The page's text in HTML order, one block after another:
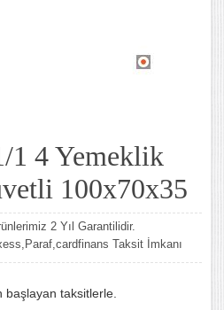
1 4 Yemeklik
100x70x35
2 Yıl Garantilidir.
Taksit İmkanı
taksitlerle.